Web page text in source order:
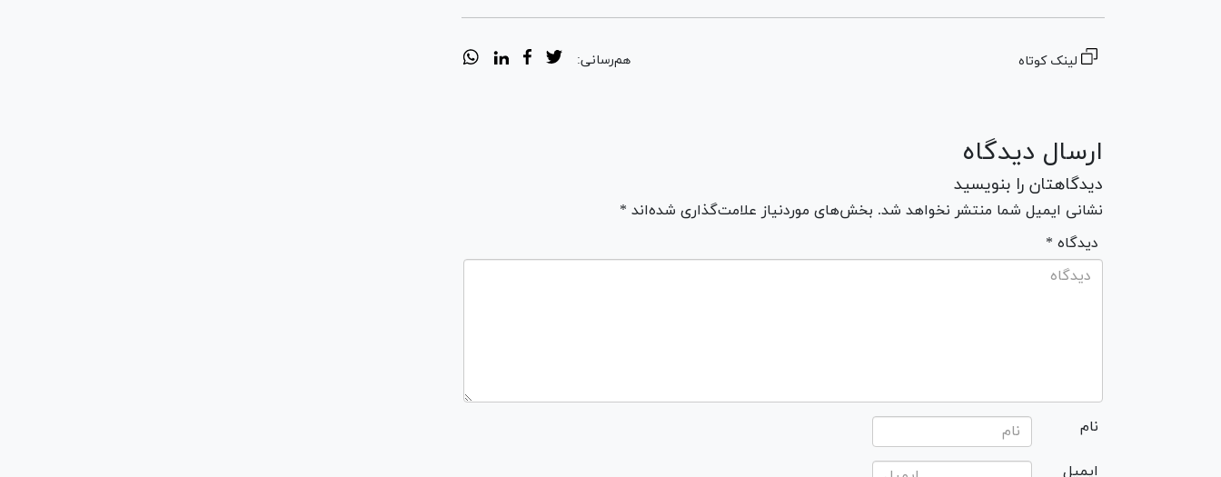
لینک کوتاه هم‌رسانی:
ارسال دیدگاه
دیدگاهتان را بنویسید
نشانی ایمیل شما منتشر نخواهد شد. بخش‌های موردنیاز علامت‌گذاری شده‌اند *
* دیدگاه
نام
ایمیل